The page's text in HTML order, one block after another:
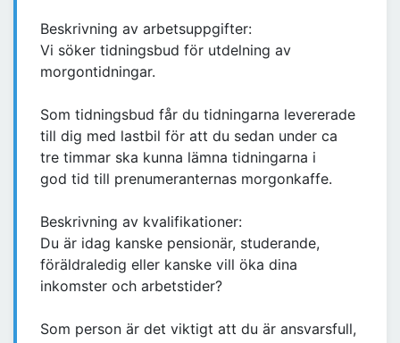
Beskrivning av arbetsuppgifter:
Vi söker tidningsbud för utdelning av
morgontidningar.
Som tidningsbud får du tidningarna levererade
till dig med lastbil för att du sedan under ca
tre timmar ska kunna lämna tidningarna i
god tid till prenumeranternas morgonkaffe.
Beskrivning av kvalifikationer:
Du är idag kanske pensionär, studerande,
föräldraledig eller kanske vill öka dina
inkomster och arbetstider?
Som person är det viktigt att du är ansvarsfull,